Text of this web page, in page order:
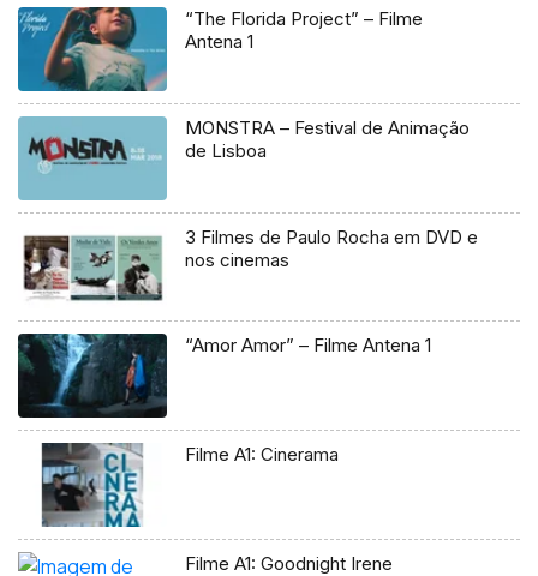
“The Florida Project” – Filme
Antena 1
MONSTRA – Festival de Animação
de Lisboa
3 Filmes de Paulo Rocha em DVD e
nos cinemas
“Amor Amor” – Filme Antena 1
Filme A1: Cinerama
Filme A1: Goodnight Irene